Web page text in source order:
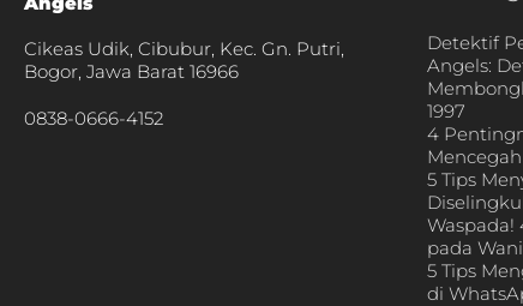
Cikeas Udik, Cibubur, Kec. Gn. Putri,
Bogor, Jawa Barat 16966
0838-0666-4152
Detektif
Angels:
1997
4
5 Tips
Waspada!
pada
5 Tips
di